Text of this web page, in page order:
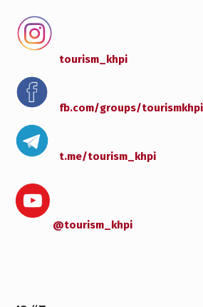
tourism_khpi
fb.com/groups/tourismkhpi
t.me/tourism_khpi
@tourism_khpi